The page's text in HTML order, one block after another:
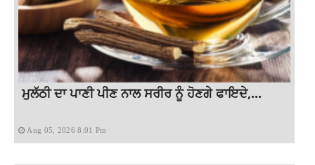
ਮੁਲੱਠੀ ਦਾ ਪਾਣੀ ਪੀਣ ਨਾਲ ਸਰੀਰ ਨੂੰ ਹੋਣਗੇ ਫਾਇਦੇ,...
Aug 05, 2026 8:01 Pm